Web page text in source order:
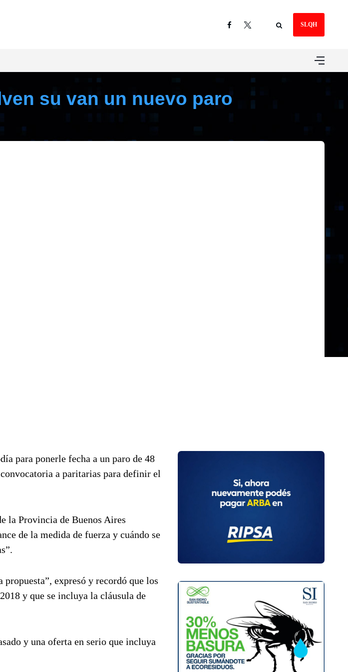
SLQH
su van un nuevo paro
para ponerle fecha a un paro de 48
a paritarias para definir el
la Provincia de Buenos Aires
de la medida de fuerza y cuándo se
propuesta”, expresó y recordó que los
y que se incluya la cláusula de
y una oferta en serio que incluya